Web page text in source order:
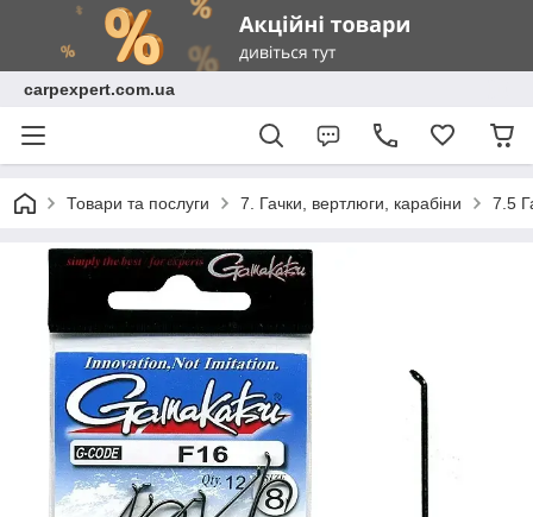
carpexpert.com.ua
Товари та послуги 7. Гачки, вертлюги, карабіни 7.5